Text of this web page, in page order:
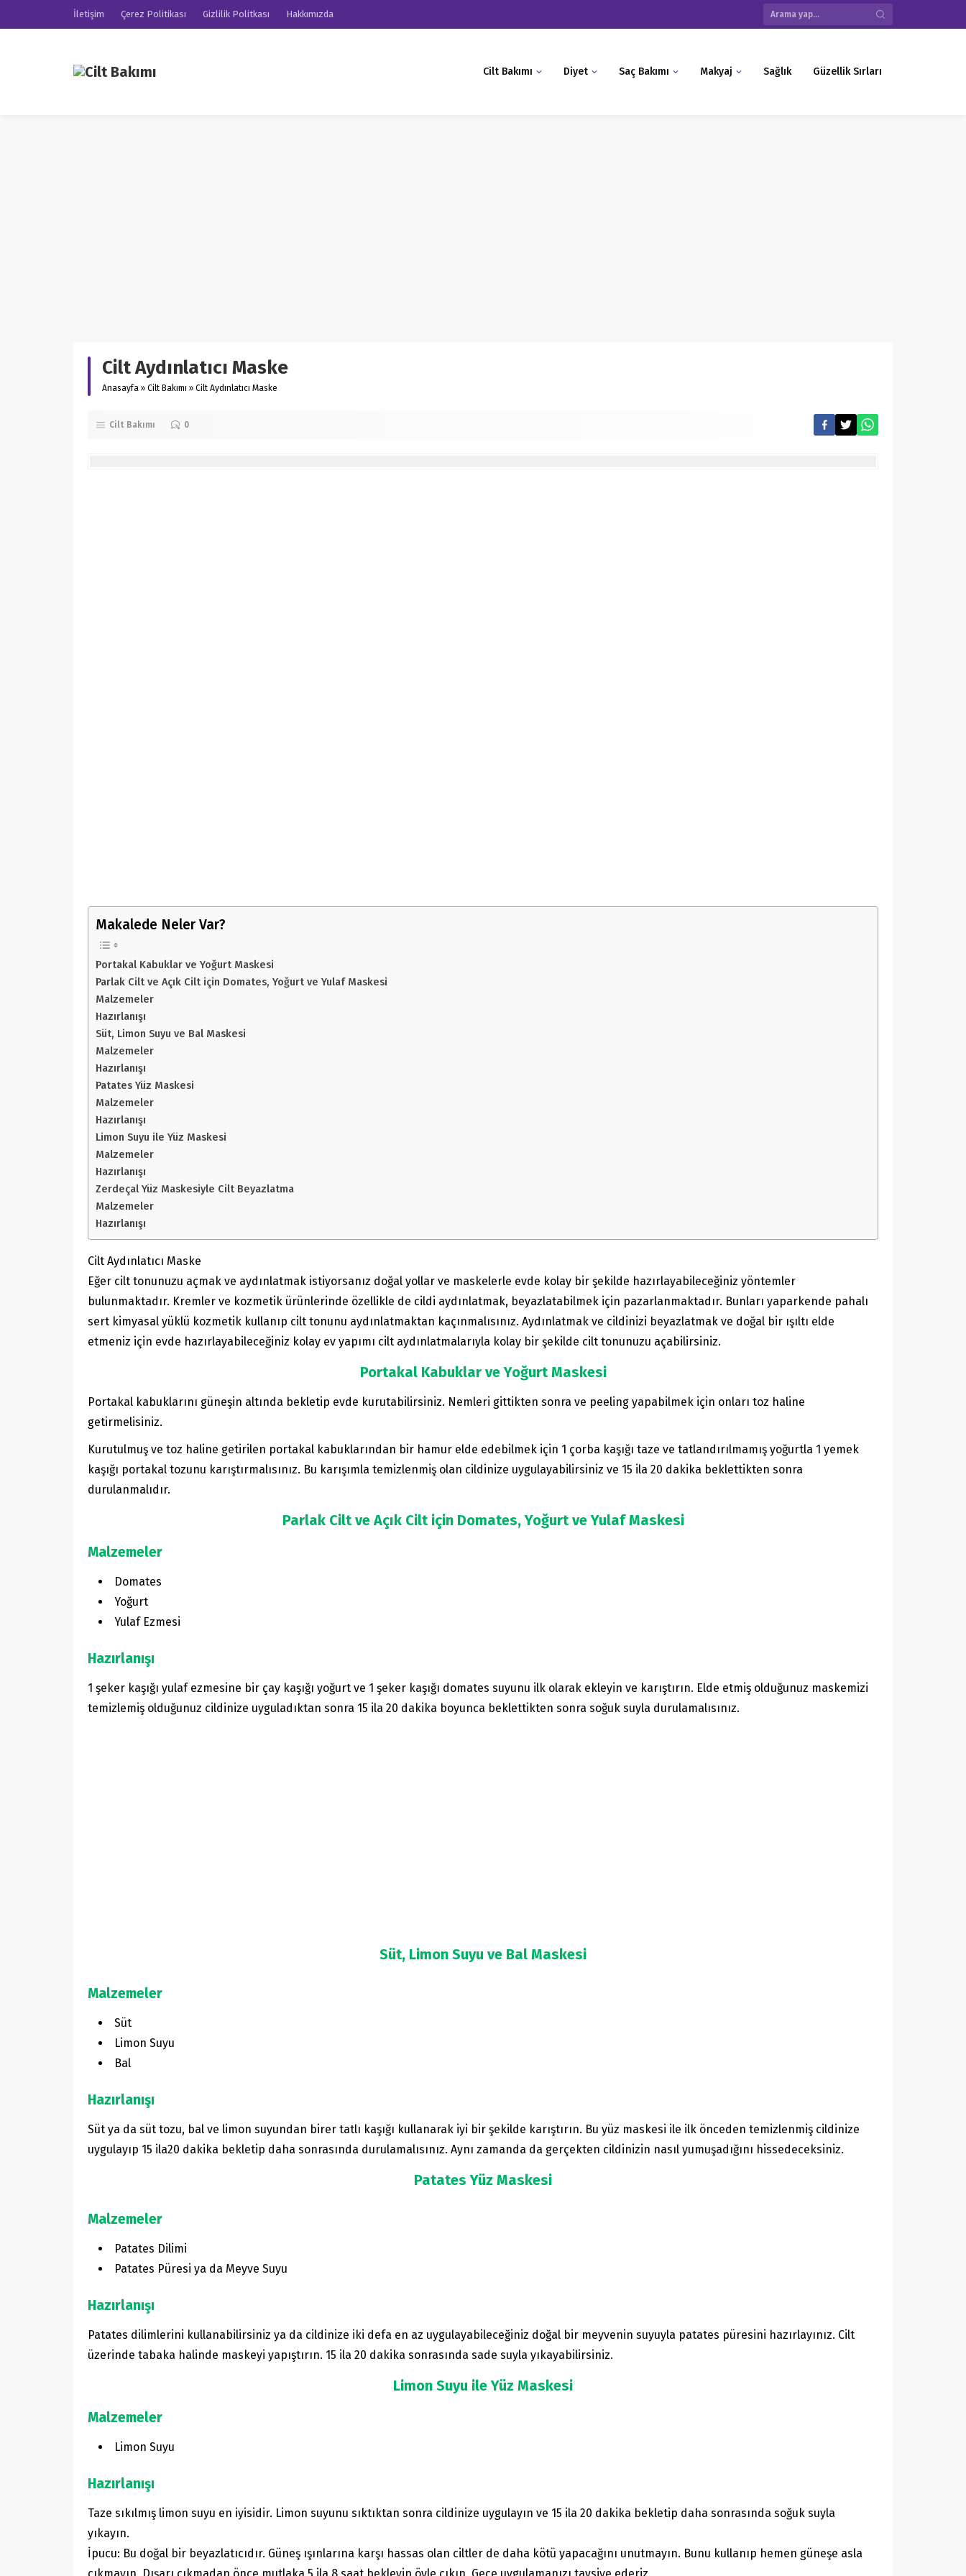
İletişim Çerez Politikası Gizlilik Politkası Hakkımızda
Cilt Bakımı Diyet Saç Bakımı Makyaj Sağlık Güzellik Sırları
Cilt Aydınlatıcı Maske
Anasayfa » Cilt Bakımı » Cilt Aydınlatıcı Maske
Cilt Bakımı 0
Makalede Neler Var?
Portakal Kabuklar ve Yoğurt Maskesi
Parlak Cilt ve Açık Cilt için Domates, Yoğurt ve Yulaf Maskesi
Malzemeler
Hazırlanışı
Süt, Limon Suyu ve Bal Maskesi
Malzemeler
Hazırlanışı
Patates Yüz Maskesi
Malzemeler
Hazırlanışı
Limon Suyu ile Yüz Maskesi
Malzemeler
Hazırlanışı
Zerdeçal Yüz Maskesiyle Cilt Beyazlatma
Malzemeler
Hazırlanışı
Cilt Aydınlatıcı Maske
Eğer cilt tonunuzu açmak ve aydınlatmak istiyorsanız doğal yollar ve maskelerle evde kolay bir şekilde hazırlayabileceğiniz yöntemler
bulunmaktadır. Kremler ve kozmetik ürünlerinde özellikle de cildi aydınlatmak, beyazlatabilmek için pazarlanmaktadır. Bunları yaparkende pahalı
sert kimyasal yüklü kozmetik kullanıp cilt tonunu aydınlatmaktan kaçınmalısınız. Aydınlatmak ve cildinizi beyazlatmak ve doğal bir ışıltı elde
etmeniz için evde hazırlayabileceğiniz kolay ev yapımı cilt aydınlatmalarıyla kolay bir şekilde cilt tonunuzu açabilirsiniz.
Portakal Kabuklar ve Yoğurt Maskesi
Portakal kabuklarını güneşin altında bekletip evde kurutabilirsiniz. Nemleri gittikten sonra ve peeling yapabilmek için onları toz haline
getirmelisiniz.
Kurutulmuş ve toz haline getirilen portakal kabuklarından bir hamur elde edebilmek için 1 çorba kaşığı taze ve tatlandırılmamış yoğurtla 1 yemek
kaşığı portakal tozunu karıştırmalısınız. Bu karışımla temizlenmiş olan cildinize uygulayabilirsiniz ve 15 ila 20 dakika beklettikten sonra
durulanmalıdır.
Parlak Cilt ve Açık Cilt için Domates, Yoğurt ve Yulaf Maskesi
Malzemeler
Domates
Yoğurt
Yulaf Ezmesi
Hazırlanışı
1 şeker kaşığı yulaf ezmesine bir çay kaşığı yoğurt ve 1 şeker kaşığı domates suyunu ilk olarak ekleyin ve karıştırın. Elde etmiş olduğunuz maskemizi
temizlemiş olduğunuz cildinize uyguladıktan sonra 15 ila 20 dakika boyunca beklettikten sonra soğuk suyla durulamalısınız.
Süt, Limon Suyu ve Bal Maskesi
Malzemeler
Süt
Limon Suyu
Bal
Hazırlanışı
Süt ya da süt tozu, bal ve limon suyundan birer tatlı kaşığı kullanarak iyi bir şekilde karıştırın. Bu yüz maskesi ile ilk önceden temizlenmiş cildinize
uygulayıp 15 ila20 dakika bekletip daha sonrasında durulamalısınız. Aynı zamanda da gerçekten cildinizin nasıl yumuşadığını hissedeceksiniz.
Patates Yüz Maskesi
Malzemeler
Patates Dilimi
Patates Püresi ya da Meyve Suyu
Hazırlanışı
Patates dilimlerini kullanabilirsiniz ya da cildinize iki defa en az uygulayabileceğiniz doğal bir meyvenin suyuyla patates püresini hazırlayınız. Cilt
üzerinde tabaka halinde maskeyi yapıştırın. 15 ila 20 dakika sonrasında sade suyla yıkayabilirsiniz.
Limon Suyu ile Yüz Maskesi
Malzemeler
Limon Suyu
Hazırlanışı
Taze sıkılmış limon suyu en iyisidir. Limon suyunu sıktıktan sonra cildinize uygulayın ve 15 ila 20 dakika bekletip daha sonrasında soğuk suyla
yıkayın.
İpucu: Bu doğal bir beyazlatıcıdır. Güneş ışınlarına karşı hassas olan ciltler de daha kötü yapacağını unutmayın. Bunu kullanıp hemen güneşe asla